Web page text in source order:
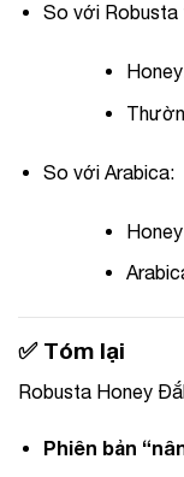
So với Robusta
So với Arabica:
✅ Tóm lại
Robusta Honey
Phiên bản